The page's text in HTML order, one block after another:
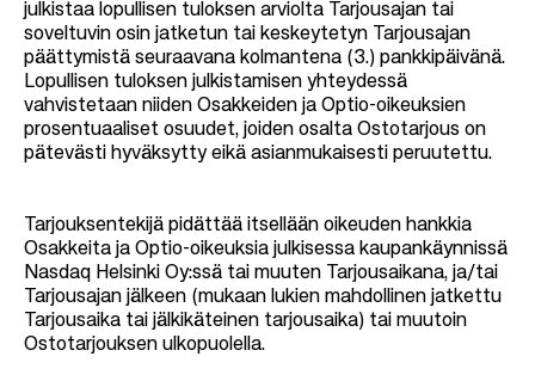
julkistaa lopullisen tuloksen arviolta Tarjousajan tai
soveltuvin osin jatketun tai keskeytetyn Tarjousajan
päättymistä seuraavana kolmantena (3.) pankkipäivänä.
Lopullisen tuloksen julkistamisen yhteydessä
vahvistetaan niiden Osakkeiden ja Optio-oikeuksien
prosentuaaliset osuudet, joiden osalta Ostotarjous on
pätevästi hyväksytty eikä asianmukaisesti peruutettu.
Tarjouksentekijä pidättää itsellään oikeuden hankkia
Osakkeita ja Optio-oikeuksia julkisessa kaupankäynnissä
Nasdaq Helsinki Oy:ssä tai muuten Tarjousaikana, ja/tai
Tarjousajan jälkeen (mukaan lukien mahdollinen jatkettu
Tarjousaika tai jälkikäteinen tarjousaika) tai muutoin
Ostotarjouksen ulkopuolella.